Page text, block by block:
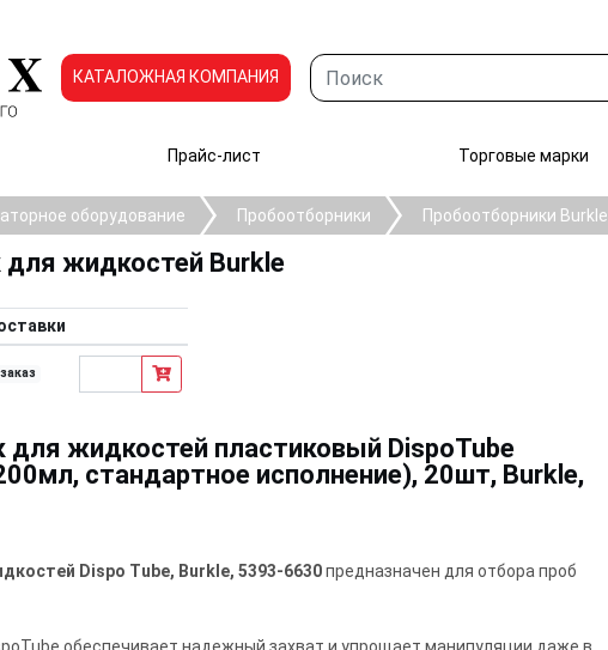
КАТАЛОЖНАЯ КОМПАНИЯ
Прайс-лист Торговые марки
оборудование Пробоотборники Пробоотборники Burkle
для жидкостей Burkle
для жидкостей пластиковый DispoTube
стандартное исполнение), 20шт, Burkle,
Dispo Tube, Burkle, 5393-6630предназначен для отбора проб